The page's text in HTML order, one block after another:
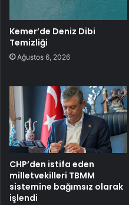
Kemer’de Deniz Dibi
Temizliği
Ağustos 6, 2026
CHP’den istifa eden
milletvekilleri TBMM
sistemine bağımsız olarak
işlendi